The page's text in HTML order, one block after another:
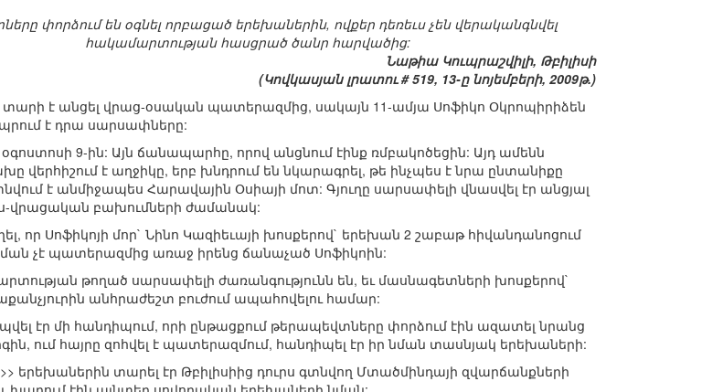
փորձում են օգնել որբացած երեխաներին, ովքեր դեռեւս չեն վերականգնվել
հակամարտության հասցրած ծանր հարվածից:
Նաթիա Կուպրաշվիլի, Թբիլիսի
(Կովկասյան լրատու # 519, 13-ը նոյեմբերի, 2009թ.)
տարի է անցել վրաց-օսական պատերազմից, սակայն 11-ամյա Սոֆիկո Օկրոպիրիձեն
է դրա սարսափները:
9-ին: Այն ճանապարհը, որով անցնում էինք ռմբակոծեցին: Այդ ամենն
վերհիշում է աղջիկը, երբ խնդրում են նկարագրել, թե ինչպես է նրա ընտանիքը
է անմիջապես Հարավային Օսիայի մոտ: Գյուղը սարսափելի վնասվել էր անցյալ
վրացական բախումների ժամանակ:
որ Սոֆիկոյի մոր` Նինո Կազիեւայի խոսքերով` երեխան 2 շաբաթ հիվանդանոցում
չէ պատերազմից առաջ իրենց ճանաչած Սոֆիկոին:
թողած սարսափելի ժառանգությունն են, եւ մասնագետների խոսքերով`
անհրաժեշտ բուժում ապահովելու համար:
էր մի հանդիպում, որի ընթացքում թերապեվտները փորձում էին ազատել նրանց
ում հայրը զոհվել է պատերազմում, հանդիպել էր իր նման տասնյակ երեխաների:
երեխաներին տարել էր Թբիլիսիից դուրս գտնվող Մտածմինդայի զվարճանքների